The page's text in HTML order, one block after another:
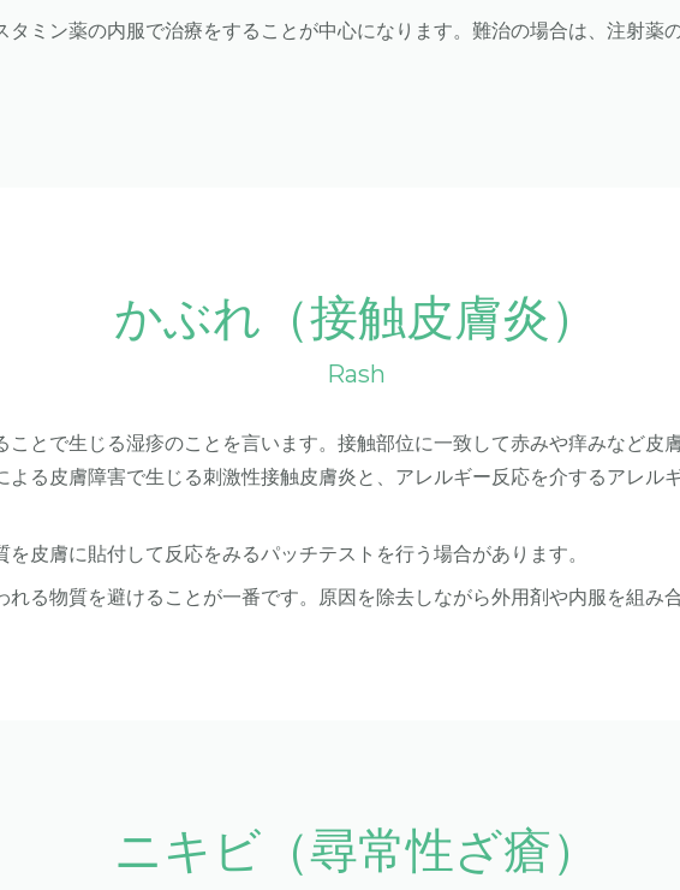
タミン薬の内服で治療をすることが中心になります。難治の場合は、注射薬
かぶれ（接触皮膚炎）
Rash
ことで生じる湿疹のことを言います。接触部位に一致して赤みや痒みなど皮
よる皮膚障害で生じる刺激性接触皮膚炎と、アレルギー反応を介するアレル
を皮膚に貼付して反応をみるパッチテストを行う場合があります。
れる物質を避けることが一番です。原因を除去しながら外用剤や内服を組み
ニキビ（尋常性ざ瘡）